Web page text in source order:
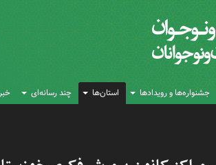
جشنواره‌ها و رویدادها استان‌ها چند رسانه‌ای